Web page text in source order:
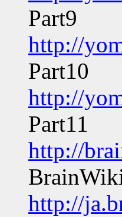
Part9
http://
Part10
http://
Part11
http://
http://